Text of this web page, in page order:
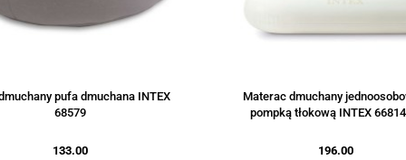
pufa dmuchana INTEX
68579
133.00
Materac dmuchany
pompką tłokową INTEX
196.00